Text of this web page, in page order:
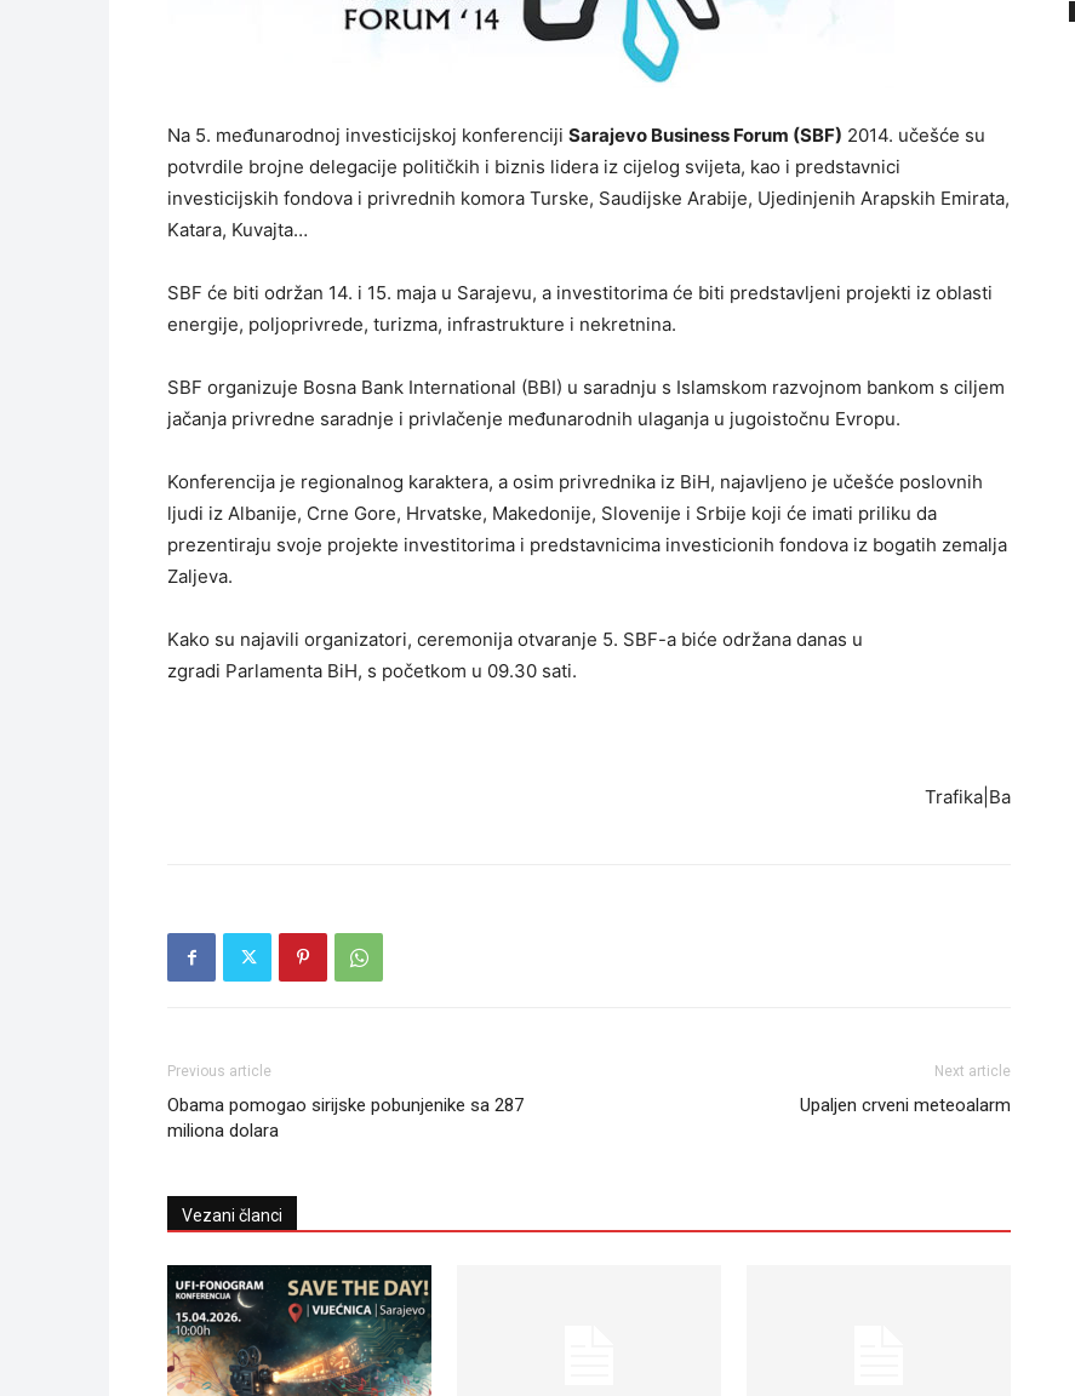
Na 5. međunarodnoj investicijskoj konferenciji Sarajevo Business Forum (SBF) 2014. učešće su
potvrdile brojne delegacije političkih i biznis lidera iz cijelog svijeta, kao i predstavnici
investicijskih fondova i privrednih komora Turske, Saudijske Arabije, Ujedinjenih Arapskih Emirata,
Katara, Kuvajta…
SBF će biti održan 14. i 15. maja u Sarajevu, a investitorima će biti predstavljeni projekti iz oblasti
energije, poljoprivrede, turizma, infrastrukture i nekretnina.
SBF organizuje Bosna Bank International (BBI) u saradnju s Islamskom razvojnom bankom s ciljem
jačanja privredne saradnje i privlačenje međunarodnih ulaganja u jugoistočnu Evropu.
Konferencija je regionalnog karaktera, a osim privrednika iz BiH, najavljeno je učešće poslovnih
ljudi iz Albanije, Crne Gore, Hrvatske, Makedonije, Slovenije i Srbije koji će imati priliku da
prezentiraju svoje projekte investitorima i predstavnicima investicionih fondova iz bogatih zemalja
Zaljeva.
Kako su najavili organizatori, ceremonija otvaranje 5. SBF-a biće održana danas u
zgradi Parlamenta BiH, s početkom u 09.30 sati.
Trafika|Ba
Previous article
Obama pomogao sirijske pobunjenike sa 287
miliona dolara
Next article
Upaljen crveni meteoalarm
Vezani članci